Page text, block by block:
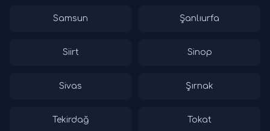
Samsun Şanlıurfa
Siirt Sinop
Sivas Şırnak
Tekirdağ Tokat